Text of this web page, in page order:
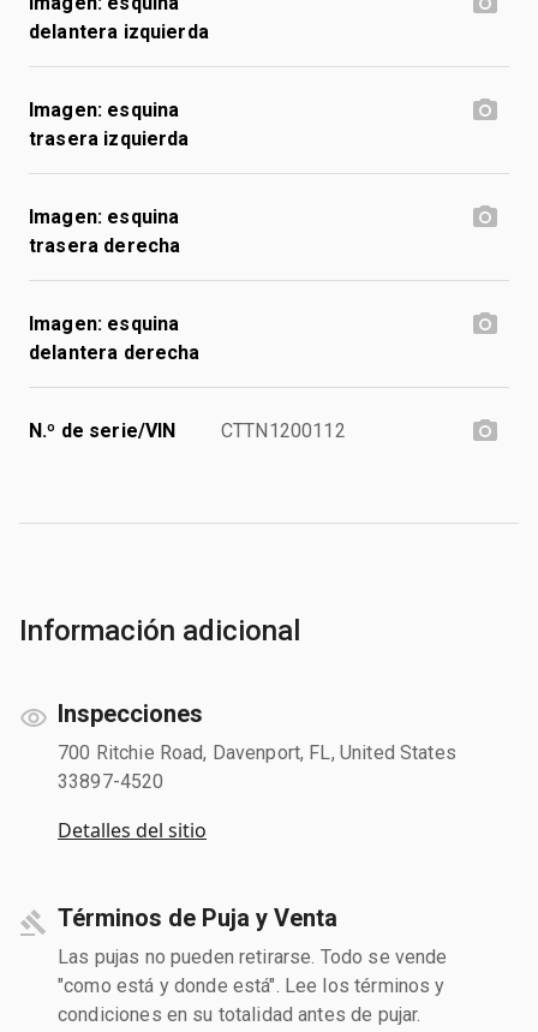
delantera izquierda
Imagen: esquina
trasera izquierda
Imagen: esquina
trasera derecha
Imagen: esquina
delantera derecha
N.º de serie/VIN CTTN1200112
Información adicional
Inspecciones
700 Ritchie Road, Davenport, FL, United States
33897-4520
Detalles del sitio
Términos de Puja y Venta
Las pujas no pueden retirarse. Todo se vende
"como está y donde está". Lee los términos y
condiciones en su totalidad antes de pujar.